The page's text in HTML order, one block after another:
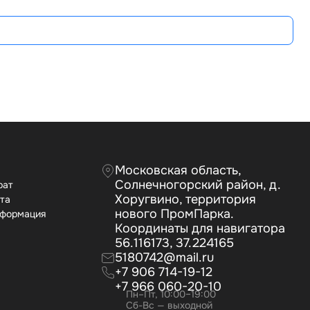
Московская область,
Солнечногорский район, д.
Хоругвино, территория
нового ПромПарка.
Координаты для навигатора
56.116173, 37.224165
5180742@mail.ru
+7 906 714-19-12
+7 966 060-20-10
Пн–Пт, 10:00–19:00
Сб-Вс — выходной